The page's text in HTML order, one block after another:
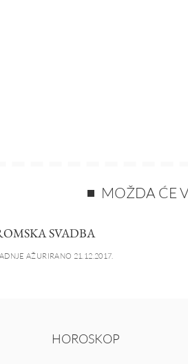
MOŽDA ĆE
SVADBA
AŽURIRANO 21.12.2017.
HOROSKOP